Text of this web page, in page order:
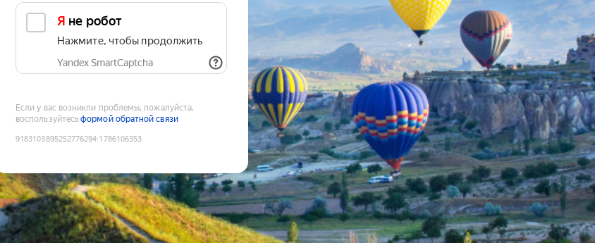
Я не робот
Нажмите, чтобы продолжить
Yandex SmartCaptcha
Если у вас возникли проблемы, пожалуйста,
воспользуйтесьформой обратной связи
9183103895252776294:1786106353